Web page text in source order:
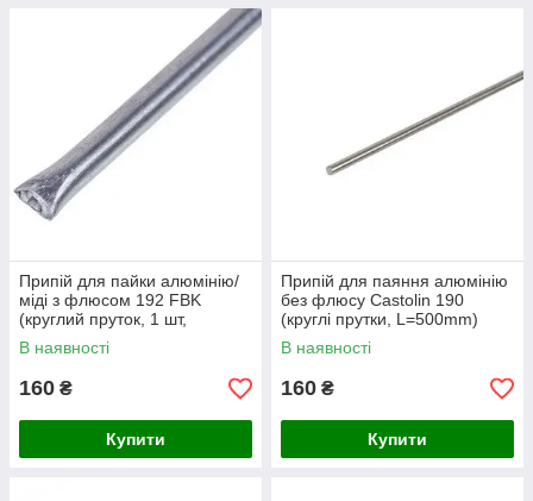
Припій для пайки алюмінію/
міді з флюсом 192 FBK
(круглий пруток, 1 шт,
2x500mm)
В наявності
160 ₴
Купити
Припій для паяння алюмінію
без флюсу Castolin 190
(круглі прутки, L=500mm)
В наявності
160 ₴
Купити